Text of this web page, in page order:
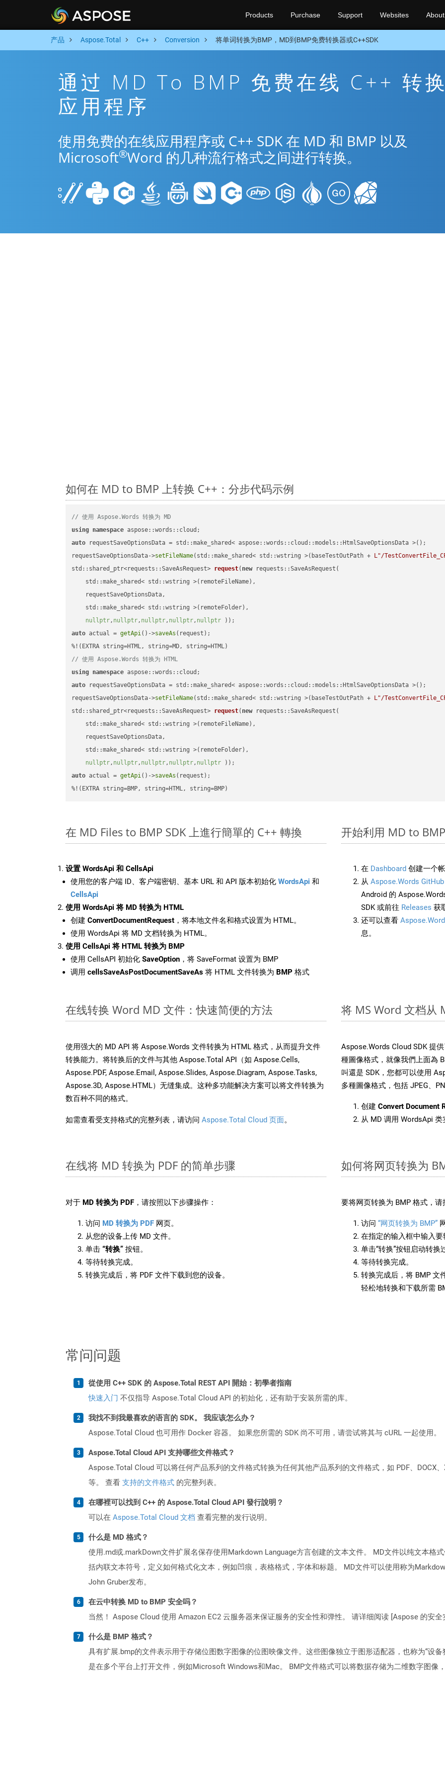
Products Purchase Support Websites About
产品 Aspose.Total C++ Conversion 将单词转换为BMP，MD到BMP免费转换器或C++SDK
通过 MD To BMP 免费在线 C++ 转换
应用程序
使用免费的在线应用程序或 C++ SDK 在 MD 和 BMP 以及
Microsoft®Word 的几种流行格式之间进行转换。
如何在 MD to BMP 上转换 C++：分步代码示例
// 使用 Aspose.Words 转换为 MD
using namespace
auto requestSaveOptionsData = std::make_shared< aspose::words::cloud::models::HtmlSaveOptionsData >();
requestSaveOptionsData->setFileName(std::make_shared< std::wstring >(baseTestOutPath + L"/
std::shared_ptr<requests::SaveAsRequest> request( new requests::SaveAsRequest(
    std::make_shared< std::wstring >(remoteFileName),
    requestSaveOptionsData,
    std::make_shared< std::wstring >(remoteFolder),
nullptr, nullptr, nullptr, nullptr, nullptr ))
auto actual = getApi()->saveAs (request);
// 使用 Aspose.Words 转换为 HTML
using namespace
auto requestSaveOptionsData = std::make_shared< aspose::words::cloud::models::HtmlSaveOptionsData >();
requestSaveOptionsData->setFileName(std::make_shared< std::wstring >(baseTestOutPath + L"/
std::shared_ptr<requests::SaveAsRequest> request( new requests::SaveAsRequest(
    std::make_shared< std::wstring >(remoteFileName),
    requestSaveOptionsData,
    std::make_shared< std::wstring >(remoteFolder),
nullptr, nullptr, nullptr, nullptr, nullptr ))
auto actual = getApi()->saveAs (request);
%!(EXTRA string=BMP, string=HTML, string=BMP)
在 MD Files to BMP SDK 上進行簡單的 C++ 轉換
设置 WordsApi 和 CellsApi
使用您的客户端 ID、客户端密钥、基本 URL 和 API 版本初始化 WordsApi 和
CellsApi
使用 WordsApi 将 MD 转换为 HTML
创建 ConvertDocumentRequest ，将本地文件名和格式设置为 HTML。
使用 WordsApi 将 MD 文档转换为 HTML。
使用 CellsApi 将 HTML 转换为 BMP
使用 CellsAPI 初始化 SaveOption ，将 SaveFormat 设置为 BMP
调用 cellsSaveAsPostDocumentSaveAs 将 HTML 文件转换为 BMP 格式
开始利用 MD to
在 Dashboard 创建一个
从 Aspose.Words GitHub
Android 的
SDK 或前往 Releases 获
还可以查看
息。
在线转换 Word MD 文件：快速简便的方法
使用强大的 MD API 将 Aspose.Words 文件转换为 HTML 格式，从而提升文件
转换能力。将转换后的文件与其他 Aspose.Total API（如 Aspose.Cells,
Aspose.PDF, Aspose.Email, Aspose.Slides, Aspose.Diagram, Aspose.Tasks,
Aspose.3D, Aspose.HTML）无缝集成。这种多功能解决方案可以将文件转换为
数百种不同的格式。
如需查看受支持格式的完整列表，请访问 Aspose.Total Cloud 页面。
将 MS Word 文档从
Aspose.Words Cloud SDK 提
種圖像格式，就像我們上面為
叫還是 SDK，您都可以使用
多種圖像格式，包括 JPEG、
创建 Convert Document
从 MD 调用 WordsApi 类
在线将 MD 转换为 PDF 的简单步骤
对于 MD 转换为 PDF ，请按照以下步骤操作：
访问 MD 转换为 PDF 网页。
从您的设备上传 MD 文件。
单击 “转换” 按钮。
等待转换完成。
转换完成后，将 PDF 文件下载到您的设备。
如何将网页转换为
要将网页转换为 BMP 格式，请
访问 “网页转换为 BMP”
在指定的输入框中输入要
单击“转换”按钮启动转换
等待转换完成。
转换完成后，将 BMP 文
轻松地转换和下载所需
常问问题
從使用 C++ SDK 的 Aspose.Total REST API 開始：初學者指南
快速入门 不仅指导 Aspose.Total Cloud API 的初始化，还有助于安装所需的库。
我找不到我最喜欢的语言的 SDK。 我应该怎么办？
Aspose.Total Cloud 也可用作 Docker 容器。 如果您所需的 SDK 尚不可用，请尝试将其与 cURL 一起使用。
Aspose.Total Cloud API 支持哪些文件格式？
Aspose.Total Cloud 可以将任何产品系列的文件格式转换为任何其他产品系列的文件格式，如 PDF、DOCX
等。 查看 支持的文件格式 的完整列表。
在哪裡可以找到 C++ 的 Aspose.Total Cloud API 發行說明？
可以在 Aspose.Total Cloud 文档 查看完整的发行说明。
什么是 MD 格式？
使用.md或.markDown文件扩展名保存使用Markdown Language方言创建的文本文件。 MD文件以纯文本格
括内联文本符号，定义如何格式化文本，例如凹痕，表格格式，字体和标题。 MD文件可以使用称为
John Gruber发布。
在云中转换 MD to BMP 安全吗？
当然！ Aspose Cloud 使用 Amazon EC2 云服务器来保证服务的安全性和弹性。 请详细阅读 [Aspose 的安
什么是 BMP 格式？
具有扩展.bmp的文件表示用于存储位图数字图像的位图映像文件。这些图像独立于图形适配器，也称为“设
是在多个平台上打开文件，例如Microsoft Windows和Mac。 BMP文件格式可以将数据存储为二维数字图像